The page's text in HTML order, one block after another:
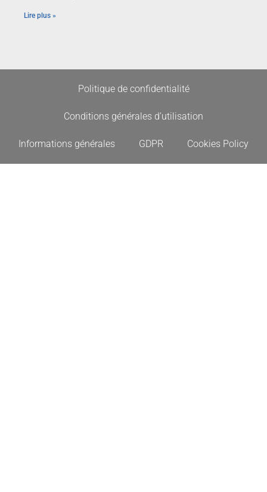
Lire plus »
Politique de confidentialité
Conditions générales d’utilisation
Informations générales GDPR Cookies Policy